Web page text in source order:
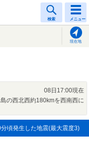
検索 メニュー
現在地
08日17:00現在
の西北西約180kmを西南西に
頃発生した地震(最大震度3)